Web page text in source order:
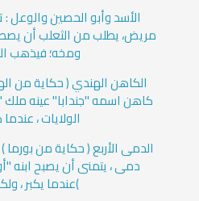
الأسد وأبو الحصين
مريض، يطلب من الثعلب أن
ومخه؛ فيذهب
الكاهن الهندي ( حكاية من
كاهن اسمه "جندابا" عينه ملك
الولايات ،
الدمى الأربع ( حكاية من
دمى ، يتمنى أن يصبح ابنه
)عندما يكبر ،